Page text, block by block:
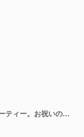
人々のベクトルを祝うお誕生日おめでとうパーティー。お祝いのケーキにろうそくを吹く誕生日の女の子。キャラクターゲスト男性と女性の記念日フラット漫画イラストで祝福